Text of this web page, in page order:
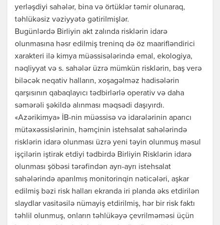
yerləşdiyi sahələr, bina və örtüklər təmir olunaraq,
təhlükəsiz vəziyyətə gətirilmişlər.
Bugünlərdə Birliyin akt zalında risklərin idarə
olunmasına həsr edilmiş treninq də öz maarifləndirici
xarakteri ilə kimya müəssisələrində emal, ekologiya,
nəqliyyat və s. sahələr üzrə mümkün risklərin, baş verə
biləcək neqativ halların, xoşagəlməz hadisələrin
qarşısının qabaqlayıcı tədbirlərlə operativ və daha
səmərəli şəkildə alınması məqsədi daşıyırdı.
«Azərikimya» İB-nin müəssisə və idarələrinin aparıcı
mütəxəssislərinin, həmçinin istehsalat sahələrində
risklərin idarə olunması üzrə yeni təyin olunmuş məsul
işçilərin iştirak etdiyi tədbirdə Birliyin Risklərin idarə
olunması şöbəsi tərəfindən ayrı-ayrı istehsalat
sahələrində aparılmış monitorinqin nəticələri, aşkar
edilmiş bəzi risk halları ekranda iri planda əks etdirilən
slaydlar vasitəsilə nümayiş etdirilmiş, hər bir risk faktı
təhlil olunmuş, onların təhlükəyə çevrilməməsi üçün